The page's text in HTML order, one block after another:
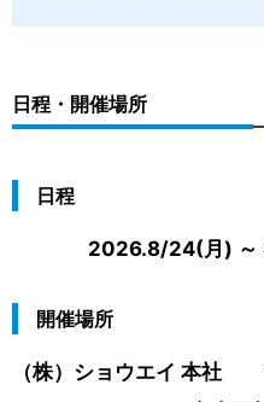
日程・開催場所
日程
2026.8/24(月) ～
開催場所
（株）ショウエイ 本